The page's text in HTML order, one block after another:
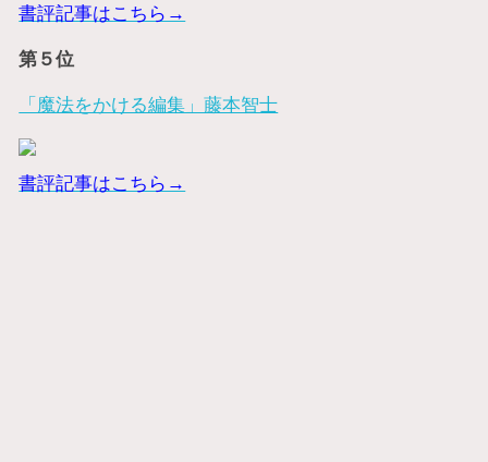
書評記事はこちら→
第５位
「魔法をかける編集」藤本智士
書評記事はこちら→